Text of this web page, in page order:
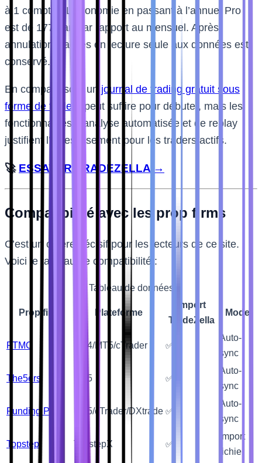
à 1 compte). L’économie en passant à l’annuel Pro
est de 177$/an par rapport au mensuel. Après
annulation, l’accès en lecture seule aux données est
conservé.
En comparaison, un journal de trading gratuit sous
forme de tableur
peut suffire pour débuter, mais les
fonctionnalités d’analyse automatisée et de replay
justifient l’investissement pour les traders actifs.
🚀 ESSAYER TRADEZELLA →
Compatibilité avec les prop firms
C’est un critère décisif pour les lecteurs de ce site.
Voici le tableau de compatibilité :
Tableau de données
Prop firm Plateforme
Import
TradeZella
Mode
FTMO MT4/MT5/cTrader ✅
Auto-
sync
The5ers MT5 ✅
Auto-
sync
Funding Pips MT5/cTrader/DXtrade ✅
Auto-
sync
Topstep TopstepX ✅
Import
fichier